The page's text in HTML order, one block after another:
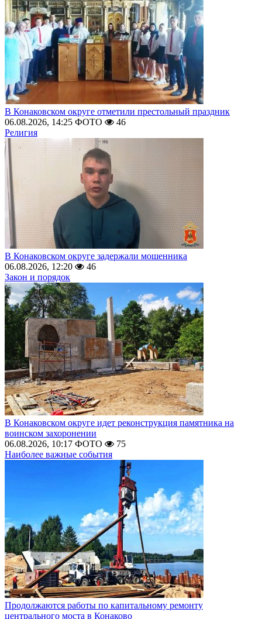
В Конаковском округе отметили престольный праздник
06.08.2026, 14:25 ФОТО
46
Религия
В Конаковском округе задержали мошенника
06.08.2026, 12:20
46
Закон и порядок
В Конаковском округе идет реконструкция памятника на
воинском захоронении
06.08.2026, 10:17 ФОТО
75
Наиболее важные события
Продолжаются работы по капитальному ремонту
центрального моста в Конаково